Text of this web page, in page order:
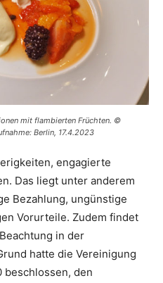
mit flambierten Früchten. ©
Berlin, 17.4.2023
engagierte
Das liegt unter anderem
Bezahlung, ungünstige
Vorurteile. Zudem findet
in der
hatte die Vereinigung
beschlossen, den